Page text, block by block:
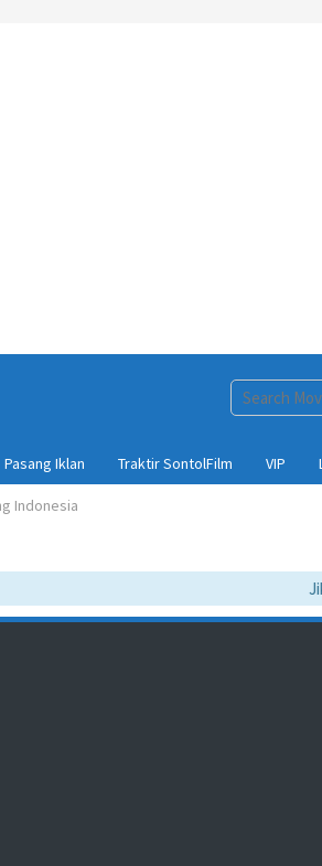
Pasang Iklan Traktir SontolFilm VIP
Indonesia